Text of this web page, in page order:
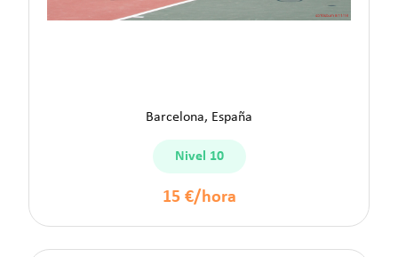
Barcelona, España
Nivel 10
15 €/hora